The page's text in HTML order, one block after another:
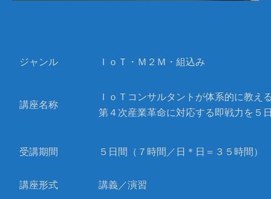
ジャンル ＩｏＴ・Ｍ２Ｍ・組込み
講座名称
ＩｏＴコンサルタントが体系的に教
第４次産業革命に対応する即戦力を５
受講期間 ５日間（７時間／日＊日＝３５時間）
講座形式 講義／演習